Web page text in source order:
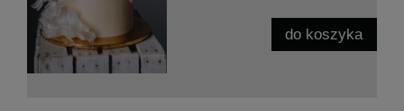
do koszyka